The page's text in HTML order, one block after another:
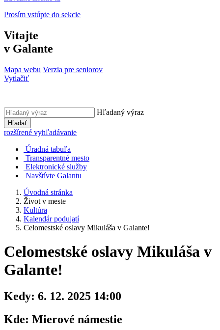
Prosím vstúpte do sekcie
Vitajte
v Galante
Mapa webu Verzia pre seniorov
Vytlačiť
Hľadaný výraz
Hľadať
rozšírené vyhľadávanie
Úradná tabuľa
Transparentné mesto
Elektronické služby
Navštívte Galantu
Úvodná stránka
Život v meste
Kultúra
Kalendár podujatí
Celomestské oslavy Mikuláša v Galante!
Celomestské oslavy Mikuláša v
Galante!
Kedy: 6. 12. 2025 14:00
Kde: Mierové námestie